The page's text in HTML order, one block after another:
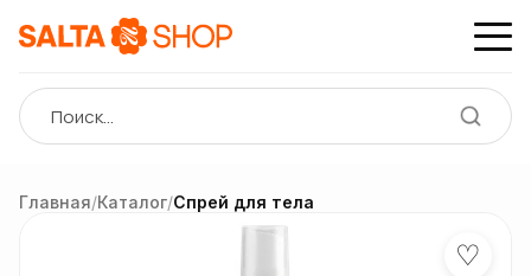
Главная/Каталог/Спрей для тела
♡